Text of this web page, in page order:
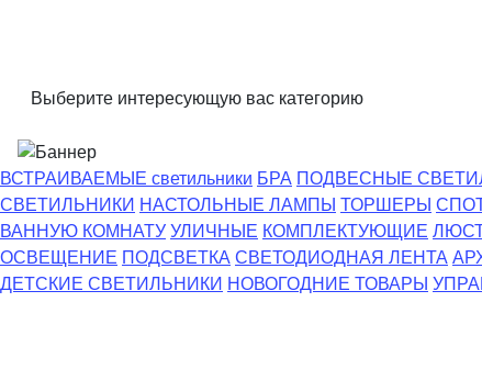
Выберите интересующую вас категорию
ВСТРАИВАЕМЫЕ светильники БРА ПОДВЕСНЫЕ
СВЕТИЛЬНИКИ НАСТОЛЬНЫЕ ЛАМПЫ ТОРШЕРЫ
ВАННУЮ КОМНАТУ УЛИЧНЫЕ КОМПЛЕКТУЮЩИЕ
ОСВЕЩЕНИЕ ПОДСВЕТКА СВЕТОДИОДНАЯ ЛЕНТА
ДЕТСКИЕ СВЕТИЛЬНИКИ НОВОГОДНИЕ ТОВАРЫ